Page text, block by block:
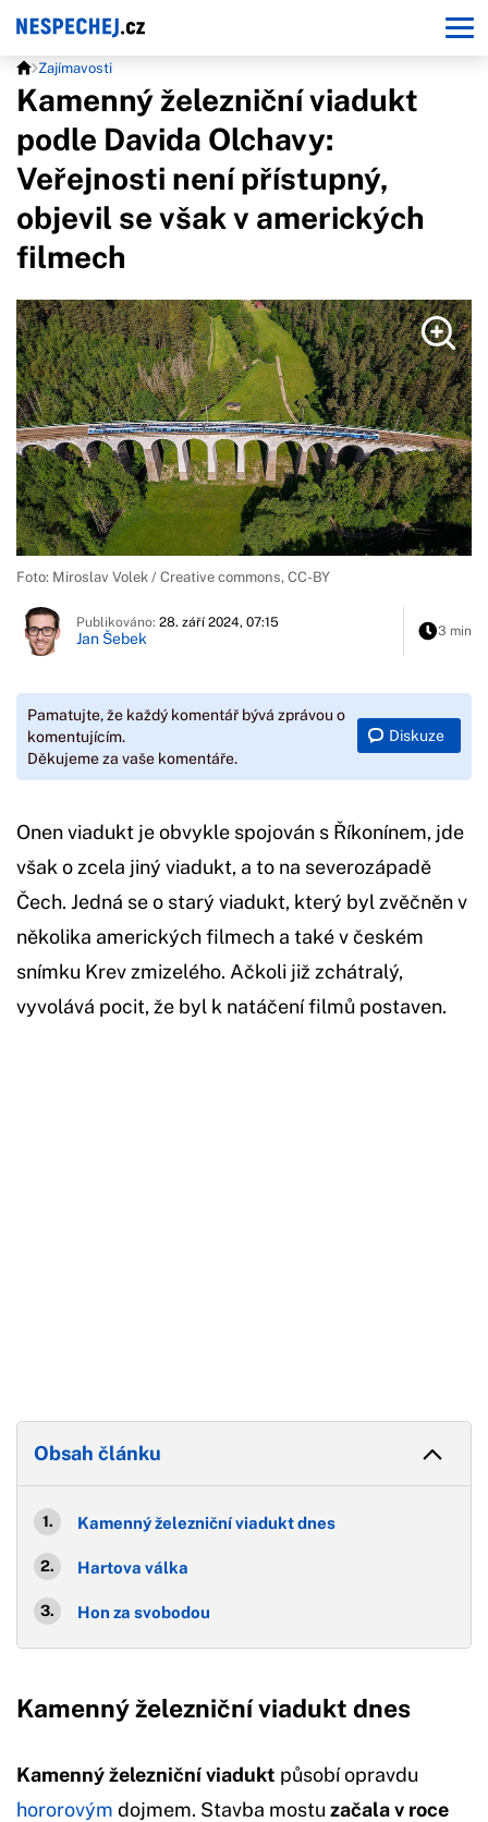
Zajímavosti
Kamenný železniční viadukt
podle Davida Olchavy:
Veřejnosti není přístupný,
objevil se však v amerických
filmech
Foto: Miroslav Volek / Creative commons, CC-BY
Publikováno: 28. září 2024, 07:15
Jan Šebek 3 min
Pamatujte, že každý komentář bývá zprávou o
komentujícím.
Děkujeme za vaše komentáře.
Diskuze
Onen viadukt je obvykle spojován s Říkonínem, jde
však o zcela jiný viadukt, a to na severozápadě
Čech. Jedná se o starý viadukt, který byl zvěčněn v
několika amerických filmech a také v českém
snímku Krev zmizelého. Ačkoli již zchátralý,
vyvolává pocit, že byl k natáčení filmů postaven.
Obsah článku
Kamenný železniční viadukt dnes
Hartova válka
Hon za svobodou
Kamenný železniční viadukt dnes
Kamenný železniční viadukt působí opravdu
hororovým dojmem. Stavba mostu začala v roce